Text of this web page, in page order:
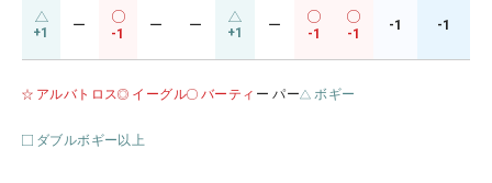
+1 ー
-1
ー ー +1 ー
-1 -1
-1 -1
アルバトロス イーグル バーティ ー パー ボギー
ダブルボギー以上